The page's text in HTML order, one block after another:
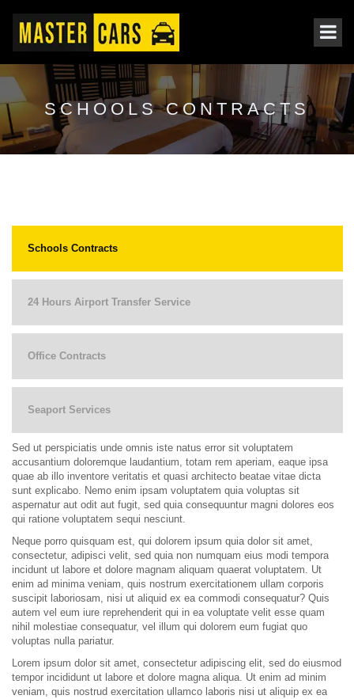
SCHOOLS CONTRACTS
Schools Contracts
24 Hours Airport Transfer Service
Office Contracts
Seaport Services
Sed ut perspiciatis unde omnis iste natus error sit voluptatem
accusantium doloremque laudantium, totam rem aperiam, eaque ipsa
quae ab illo inventore veritatis et quasi architecto beatae vitae dicta
sunt explicabo. Nemo enim ipsam voluptatem quia voluptas sit
aspernatur aut odit aut fugit, sed quia consequuntur magni dolores eos
qui ratione voluptatem sequi nesciunt.
Neque porro quisquam est, qui dolorem ipsum quia dolor sit amet,
consectetur, adipisci velit, sed quia non numquam eius modi tempora
incidunt ut labore et dolore magnam aliquam quaerat voluptatem. Ut
enim ad minima veniam, quis nostrum exercitationem ullam corporis
suscipit laboriosam, nisi ut aliquid ex ea commodi consequatur? Quis
autem vel eum iure reprehenderit qui in ea voluptate velit esse quam
nihil molestiae consequatur, vel illum qui dolorem eum fugiat quo
voluptas nulla pariatur.
Lorem ipsum dolor sit amet, consectetur adipiscing elit, sed do eiusmod
tempor incididunt ut labore et dolore magna aliqua. Ut enim ad minim
veniam, quis nostrud exercitation ullamco laboris nisi ut aliquip ex ea